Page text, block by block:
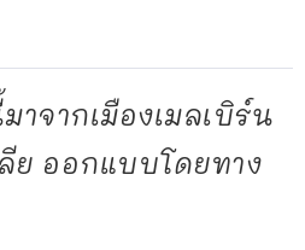
จากเมืองเมลเบิร์น
ย ออกแบบโดยทาง